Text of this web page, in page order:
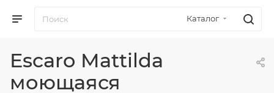
Каталог
Escaro Mattilda
моющаяся